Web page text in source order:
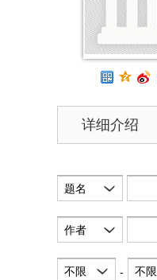
详细介绍
题名
作者
不限 - 不限